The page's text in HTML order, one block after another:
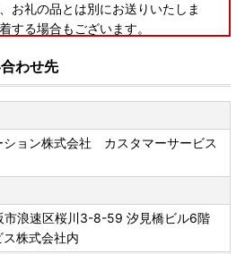
お礼の品とは別にお送りいたしま
する場合もございます。
書について
ップ特例申請オンラインサービス対
アム）」を使用していただくこと
の郵送が不要となります。
ストップ特例申請を「希望する」と
と一緒に申請書をお送りしておりま
わせ先
ション株式会社 カスタマーサービス
市浪速区桜川3-8-59 汐見橋ビル6階
株式会社内